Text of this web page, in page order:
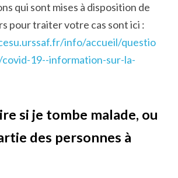
qui sont mises à disposition de
info/accueil/questio
19--information-sur-la-
si je tombe malade, ou
des personnes à